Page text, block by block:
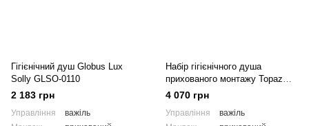
Гігієнічний душ Globus Lux
Solly GLSO-0110
2 183 грн
Управління
важіль
Набір гігієнічного душа
прихованого монтажу Topaz
Sardinia TS-G 08735-H20
4 070 грн
Управління
важіль